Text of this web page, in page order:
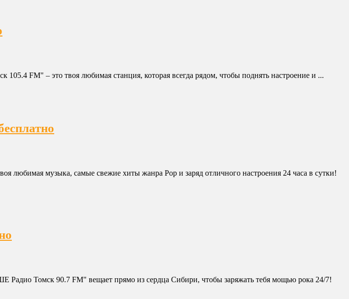
FM" – это твоя любимая станция, которая всегда рядом, чтобы поднять настроение и ...
музыка, самые свежие хиты жанра Pop и заряд отличного настроения 24 часа в сутки!
Томск 90.7 FM" вещает прямо из сердца Сибири, чтобы заряжать тебя мощью рока 24/7!